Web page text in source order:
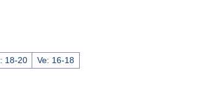
18-20
Ve: 16-18